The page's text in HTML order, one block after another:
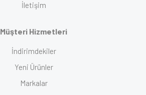
İletişim
Müşteri Hizmetleri
İndirimdekiler
Yeni Ürünler
Markalar